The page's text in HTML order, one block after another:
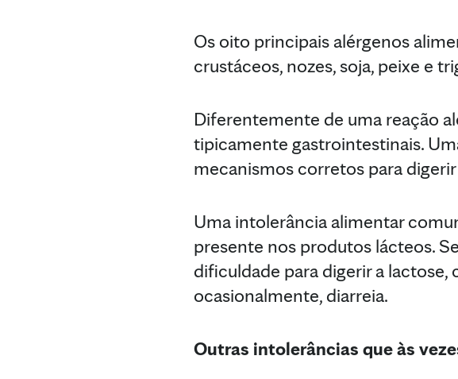
Os oito principais alérgenos
crustáceos, nozes, soja, peixe e
Diferentemente de uma reação
tipicamente gastrointestinais.
mecanismos corretos para
Uma intolerância alimentar
presente nos produtos lácteos.
dificuldade para digerir a
ocasionalmente, diarreia.
Outras intolerâncias que às